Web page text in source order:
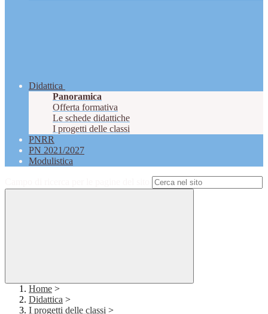
Didattica
Panoramica
Offerta formativa
Le schede didattiche
I progetti delle classi
PNRR
PN 2021/2027
Modulistica
Home >
Didattica >
I progetti delle classi >